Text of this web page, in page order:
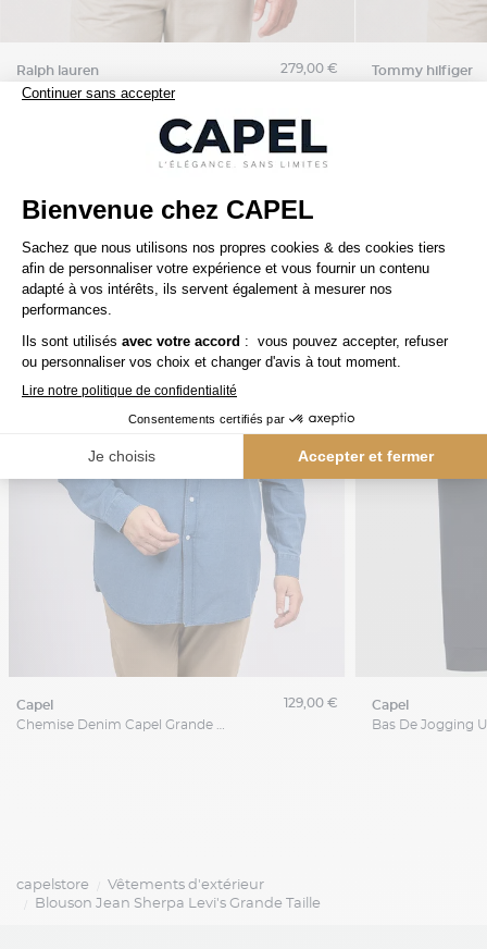
ralph lauren
279,00 € tommy hilfiger
capel
Chemise Denim Capel Grande Taille
129,00 € capel
capelstore
Vêtements d'extérieur
Blouson Jean Sherpa Levi's Grande Taille